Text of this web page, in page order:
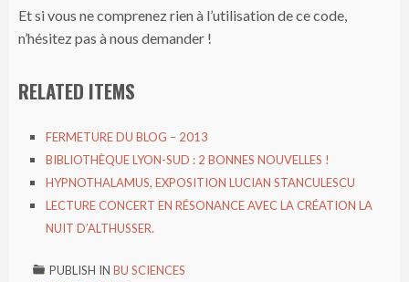
Et si vous ne comprenez rien à l’utilisation de ce code,
n’hésitez pas à nous demander !
RELATED ITEMS
FERMETURE DU BLOG – 2013
BIBLIOTHÈQUE LYON-SUD : 2 BONNES NOUVELLES !
HYPNOTHALAMUS, EXPOSITION LUCIAN STANCULESCU
LECTURE CONCERT EN RÉSONANCE AVEC LA CRÉATION LA
NUIT D’ALTHUSSER.
 PUBLISH INBU SCIENCES